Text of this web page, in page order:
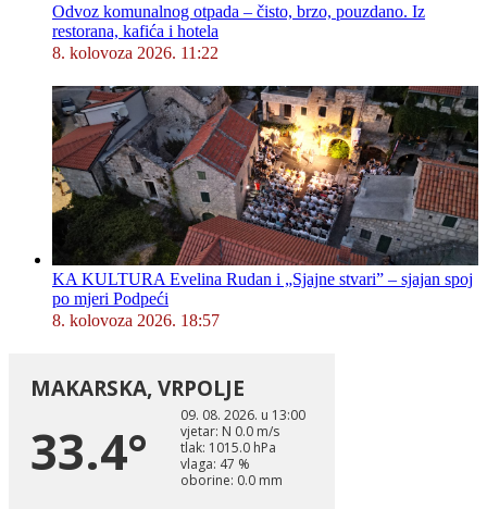
Odvoz komunalnog otpada – čisto, brzo, pouzdano. Iz
restorana, kafića i hotela
8. kolovoza 2026. 11:22
KA KULTURA Evelina Rudan i „Sjajne stvari” – sjajan spoj
po mjeri Podpeći
8. kolovoza 2026. 18:57